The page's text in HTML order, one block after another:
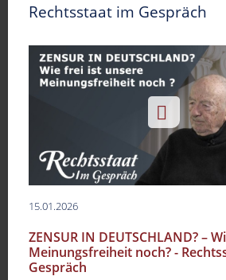
Rechtsstaat im Gespräch
15.01.2026
ZENSUR IN DEUTSCHLAND? –
Meinungsfreiheit noch? -
Gespräch